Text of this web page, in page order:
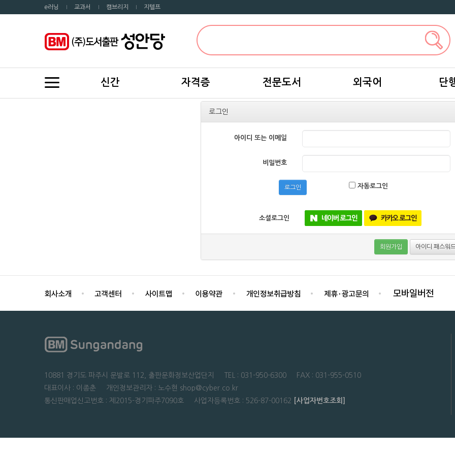
e러닝 교과서 캠브리지 지텔프
신간 자격증 전문도서 외국어 단
로그인
아이디 또는 이메일
비밀번호
로그인 자동로그인
소셜로그인
회원가입 아이디 패스워
10881 경기도 파주시 문발로 112, 출판문화정보산업단지 TEL : 031-950-6300 FAX : 031-955-0510
대표이사 : 이종춘 개인정보관리자 : 노수현 shop@cyber.co.kr
통신판매업신고번호 : 제2015-경기파주7090호 사업자등록번호 : 526-87-00162
[사업자번호조회]